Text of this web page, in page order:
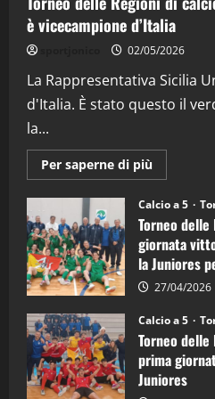
"SportEmpire"
08/04/2026
è vicecampione d’Italia
02/05/2026
La Rappresentativa Sicilia
d'Italia. È stato questo il
la...
Per saperne di più
Torneo
delle
Regioni
di
calcio
a
5:
la
Juniores
è
d’Italia
Calcio a 5
Torneo delle
giornata
la Juniores
27/04/2026
Calcio a 5
Torneo
prima
Juniores